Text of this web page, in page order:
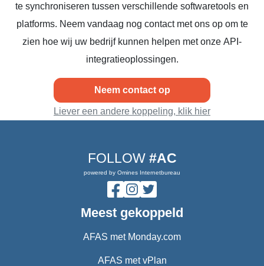
te synchroniseren tussen verschillende softwaretools en
platforms. Neem vandaag nog contact met ons op om te
zien hoe wij uw bedrijf kunnen helpen met onze API-
integratieoplossingen.
Neem contact op
Liever een andere koppeling, klik hier
FOLLOW #AC
powered by Omines Internetbureau
Meest gekoppeld
AFAS met Monday.com
AFAS met vPlan